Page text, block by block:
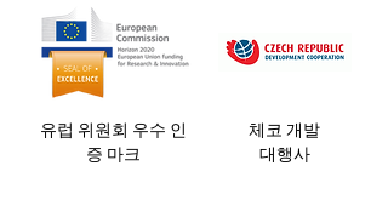
유럽 위원회 우수 인
증 마크
체코 개발
대행사